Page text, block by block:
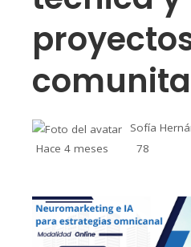
Sofía
Hace 4 meses
78